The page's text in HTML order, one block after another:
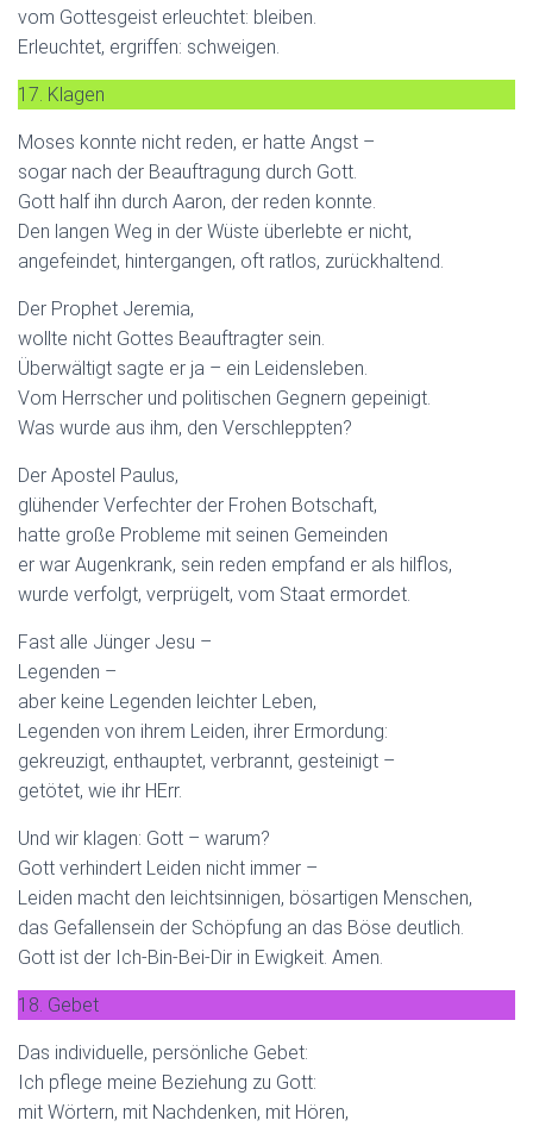
vom Gottesgeist erleuchtet: bleiben.
Erleuchtet, ergriffen: schweigen.
17. Klagen
Moses konnte nicht reden, er hatte Angst –
sogar nach der Beauftragung durch Gott.
Gott half ihn durch Aaron, der reden konnte.
Den langen Weg in der Wüste überlebte er nicht,
angefeindet, hintergangen, oft ratlos, zurückhaltend.
Der Prophet Jeremia,
wollte nicht Gottes Beauftragter sein.
Überwältigt sagte er ja – ein Leidensleben.
Vom Herrscher und politischen Gegnern gepeinigt.
Was wurde aus ihm, den Verschleppten?
Der Apostel Paulus,
glühender Verfechter der Frohen Botschaft,
hatte große Probleme mit seinen Gemeinden
er war Augenkrank, sein reden empfand er als hilflos,
wurde verfolgt, verprügelt, vom Staat ermordet.
Fast alle Jünger Jesu –
Legenden –
aber keine Legenden leichter Leben,
Legenden von ihrem Leiden, ihrer Ermordung:
gekreuzigt, enthauptet, verbrannt, gesteinigt –
getötet, wie ihr HErr.
Und wir klagen: Gott – warum?
Gott verhindert Leiden nicht immer –
Leiden macht den leichtsinnigen, bösartigen Menschen,
das Gefallensein der Schöpfung an das Böse deutlich.
Gott ist der Ich-Bin-Bei-Dir in Ewigkeit. Amen.
18. Gebet
Das individuelle, persönliche Gebet:
Ich pflege meine Beziehung zu Gott:
mit Wörtern, mit Nachdenken, mit Hören,